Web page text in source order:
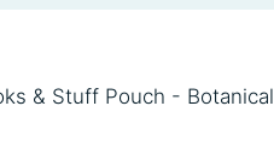
& Stuff Pouch - Botanical